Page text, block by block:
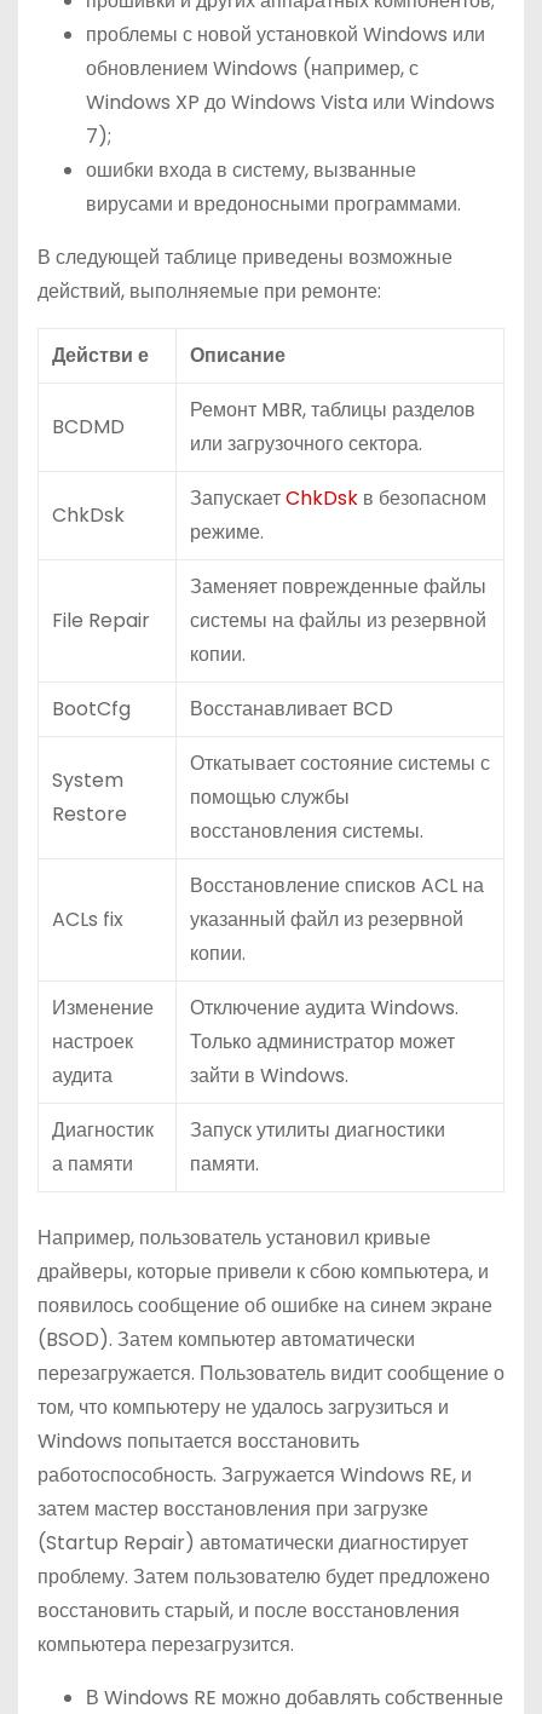
проблемы с новой установкой Windows или
обновлением Windows (например, с
Windows XP до Windows Vista или Windows
7);
ошибки входа в систему, вызванные
вирусами и вредоносными программами.
В следующей таблице приведены возможные
действий, выполняемые при ремонте:
Действи е Описание
BCDMD
Ремонт MBR, таблицы разделов
или загрузочного сектора.
ChkDsk
ЗапускаетChkDsk в безопасном
режиме.
File Repair
Заменяет поврежденные файлы
системы на файлы из резервной
копии.
BootCfg
Восстанавливает BCD
System
Restore
Откатывает состояние системы с
помощью службы
восстановления системы.
ACLs fix
Восстановление списков ACL на
указанный файл из резервной
копии.
Изменение
настроек
аудита
Отключение аудита Windows.
Только администратор может
зайти в Windows.
Диагностик
а памяти
Запуск утилиты диагностики
памяти.
Например, пользователь установил кривые
драйверы, которые привели к сбою компьютера, и
появилось сообщение об ошибке на синем экране
(BSOD). Затем компьютер автоматически
перезагружается. Пользователь видит сообщение о
том, что компьютеру не удалось загрузиться и
Windows попытается восстановить
работоспособность. Загружается Windows RE, и
затем мастер восстановления при загрузке
(Startup Repair) автоматически диагностирует
проблему. Затем пользователю будет предложено
восстановить старый, и после восстановления
компьютера перезагрузится.
В Windows RE можно добавлять собственные